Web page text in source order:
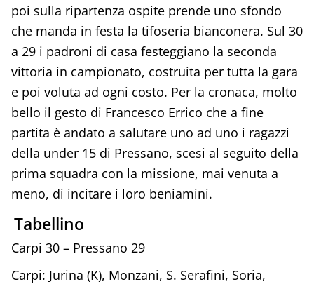
poi sulla ripartenza ospite prende uno sfondo
che manda in festa la tifoseria bianconera. Sul 30
a 29 i padroni di casa festeggiano la seconda
vittoria in campionato, costruita per tutta la gara
e poi voluta ad ogni costo. Per la cronaca, molto
bello il gesto di Francesco Errico che a fine
partita è andato a salutare uno ad uno i ragazzi
della under 15 di Pressano, scesi al seguito della
prima squadra con la missione, mai venuta a
meno, di incitare i loro beniamini.
Tabellino
Carpi 30 – Pressano 29
Carpi: Jurina (K), Monzani, S. Serafini, Soria,